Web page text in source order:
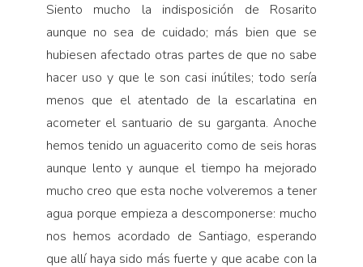
Siento mucho la indisposición de Rosarito
aunque no sea de cuidado; más bien que se
hubiesen afec­tado otras partes de que no sabe
hacer uso y que le son casi inútiles; todo sería
menos que el atentado de la escarlatina en
acometer el santuario de su garganta. Anoche
hemos tenido un aguacerito como de seis ho­ras
aunque lento y aunque el tiempo ha mejorado
mucho creo que esta noche volve­remos a tener
agua porque empieza a descomponerse: mucho
nos hemos acordado de Santiago, esperando
que allí haya sido más fuerte y que acabe con la